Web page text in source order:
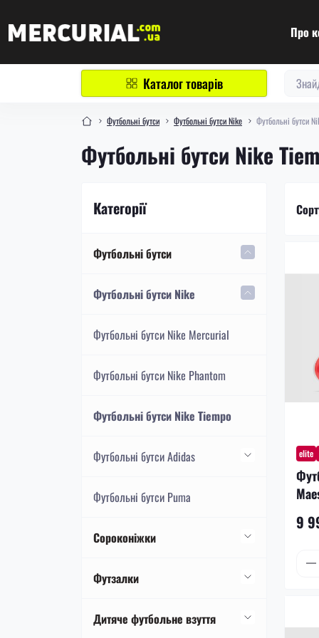
Про
Каталог товарів
Футбольні бутси Футбольні бутси Nike Футбольні бутси
Футбольні бутси Nike
Категорії
Футбольні бутси
Футбольні бутси Nike
Футбольні бутси Nike Mercurial
Футбольні бутси Nike Phantom
Футбольні бутси Nike Tiempo
Футбольні бутси Adidas
Футбольні бутси Adidas F50
Футбольні бутси Adidas Predator
Футбольні бутси Adidas Copa
Футбольні бутси Puma
Сороконіжки
Сороконіжки Nike
Сороконіжки Nike Mercurial
Сороконіжки Adidas
Футзалки
Футзалки Nike
Дитяче футбольне взуття
elite
9